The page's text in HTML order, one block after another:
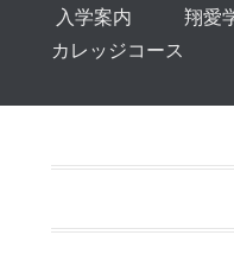
第1メニュー
コンテンツへ移動
入学案内 翔愛
カレッジコース